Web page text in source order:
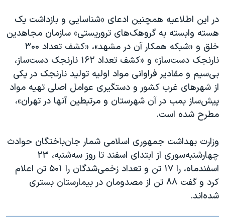
در این اطلاعیه همچنین ادعای «شناسایی و بازداشت یک
هسته وابسته به گروهک‌های تروریستی» سازمان مجاهدین
خلق و «شبکه همکار آن در مشهد»، «کشف تعداد ۳۰۰
نارنجک دست‌ساز» و «کشف تعداد ۱۶۲ نارنجک دست‌ساز،
بی‌سیم و مقادیر فراوانی مواد اولیه تولید نارنجک در یکی
از شهرهای غرب کشور و دستگیری عوامل اصلی تهیه مواد
پیش‌ساز بمب در آن شهرستان و مرتبطین آنها در تهران»،
مطرح شده است.
وزارت بهداشت جمهوری اسلامی شمار جان‌باختگان حوادث
چهارشنبه‌سوری از ابتدای اسفند تا روز سه‌شنبه، ۲۳
اسفندماه، را ۱۷ تن و تعداد زخمی‌شدگان را ۵۰۱ تن اعلام
کرد و گفت ۸۸ تن از مصدومان در بیمارستان بستری
شده‌اند.